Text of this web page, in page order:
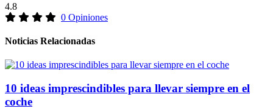
4.8
0 Opiniones
Noticias Relacionadas
10 ideas imprescindibles para llevar siempre en el
coche